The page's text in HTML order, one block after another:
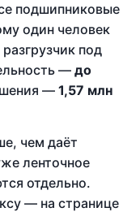
подшипниковые
один человек
под
— до
— 1,57 млн
чем даёт
ленточное
отдельно.
— на странице